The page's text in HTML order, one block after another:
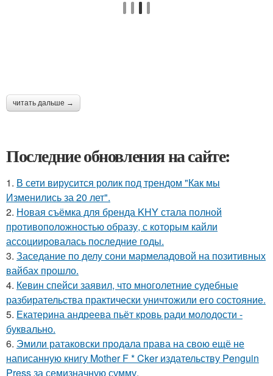
читать дальше →
Последние обновления на сайте:
1. В сети вирусится ролик под трендом "Как мы
Изменились за 20 лет".
2. Новая съёмка для бренда KHY стала полной
противоположностью образу, с которым кайли
ассоциировалась последние годы.
3. Заседание по делу сони мармеладовой на позитивных
вайбах прошло.
4. Кевин спейси заявил, что многолетние судебные
разбирательства практически уничтожили его состояние.
5. Екатерина андреева пьёт кровь ради молодости -
буквально.
6. Эмили ратаковски продала права на свою ещё не
написанную книгу Mother F * Cker издательству Penguin
Press за семизначную сумму.